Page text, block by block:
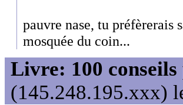
pauvre nase, tu préfèrerais
mosquée du coin...
Livre: 100
(145.248.195.xxx)